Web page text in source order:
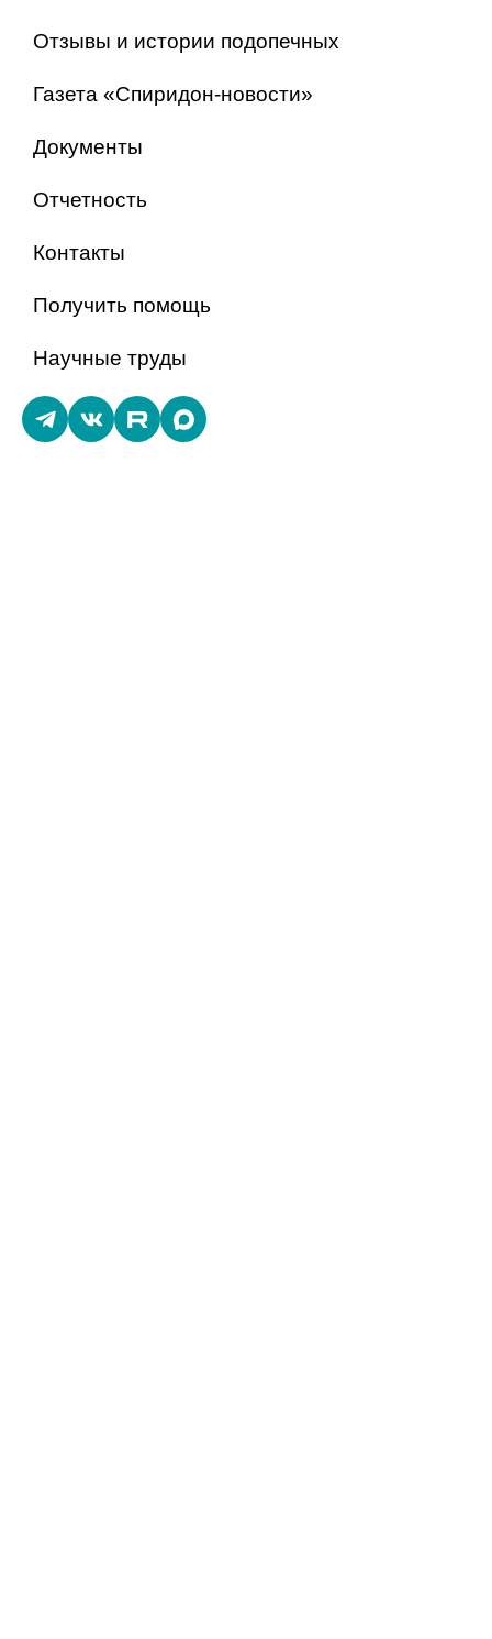
Отзывы и истории подопечных
Газета «Спиридон-новости»
Документы
Отчетность
Контакты
Получить помощь
Научные труды